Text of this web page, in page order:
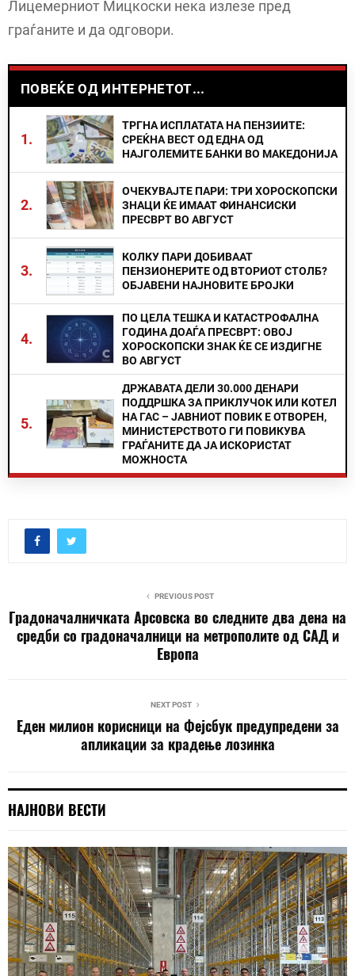
Лицемерниот Мицкоски нека излезе пред
граѓаните и да одговори.
ПОВЕЌЕ ОД ИНТЕРНЕТОТ...
1.
ТРГНА ИСПЛАТАТА НА ПЕНЗИИТЕ:
СРЕЌНА ВЕСТ ОД ЕДНА ОД
НАЈГОЛЕМИТЕ БАНКИ ВО МАКЕДОНИЈА
2.
ОЧЕКУВАЈТЕ ПАРИ: ТРИ ХОРОСКОПСКИ
ЗНАЦИ ЌЕ ИМААТ ФИНАНСИСКИ
ПРЕСВРТ ВО АВГУСТ
3.
КОЛКУ ПАРИ ДОБИВААТ
ПЕНЗИОНЕРИТЕ ОД ВТОРИОТ СТОЛБ?
ОБЈАВЕНИ НАЈНОВИТЕ БРОЈКИ
4.
ПО ЦЕЛА ТЕШКА И КАТАСТРОФАЛНА
ГОДИНА ДОАЃА ПРЕСВРТ: ОВОЈ
ХОРОСКОПСКИ ЗНАК ЌЕ СЕ ИЗДИГНЕ
ВО АВГУСТ
5.
ДРЖАВАТА ДЕЛИ 30.000 ДЕНАРИ
ПОДДРШКА ЗА ПРИКЛУЧОК ИЛИ КОТЕЛ
НА ГАС – ЈАВНИОТ ПОВИК Е ОТВОРЕН,
МИНИСТЕРСТВОТО ГИ ПОВИКУВА
ГРАЃАНИТЕ ДА ЈА ИСКОРИСТАТ
МОЖНОСТА
PREVIOUS POST
Градоначалничката Арсовска во следните два дена на
средби со градоначалници на метрополите од САД и
Европа
NEXT POST
Еден милион корисници на Фејсбук предупредени за
апликации за крадење лозинка
НАЈНОВИ ВЕСТИ